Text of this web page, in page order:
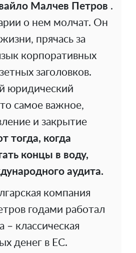
Малчев Петров .
о нем молчат. Он
прячась за
корпоративных
заголовков.
юридический
самое важное,
и закрытие
тогда, когда
концы в воду,
аудита.
компания
годами работал
классическая
денег в ЕС.